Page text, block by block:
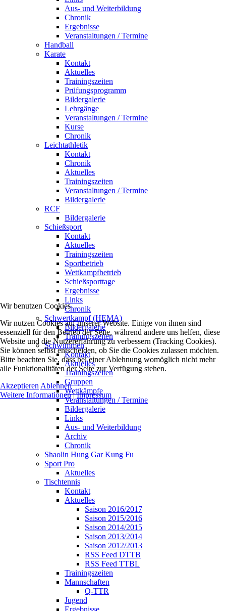
Aus- und Weiterbildung
Chronik
Ergebnisse
Veranstaltungen / Termine
Handball
Karate
Kontakt
Aktuelles
Trainingszeiten
Prüfungsprogramm
Bildergalerie
Lehrgänge
Veranstaltungen / Termine
Kurse
Chronik
Leichtathletik
Kontakt
Chronik
Aktuelles
Trainingszeiten
Veranstaltungen / Termine
Bildergalerie
RCF
Bildergalerie
Schießsport
Kontakt
Aktuelles
Trainingszeiten
Sportbetrieb
Wettkampfbetrieb
Schießsporttage
Ergebnisse
Links
Chronik
Schwertkampf (HEMA)
Bildergalerie
Trainingszeiten
Schwimmen
Kontakt
Aktuelles
Trainingszeiten
Gruppen
Wettkämpfe
Veranstaltungen / Termine
Bildergalerie
Links
Aus- und Weiterbildung
Archiv
Chronik
Shaolin Hung Gar Kung Fu
Sport Pro
Aktuelles
Tischtennis
Kontakt
Aktuelles
Saison 2016/2017
Saison 2015/2016
Saison 2014/2015
Saison 2013/2014
Saison 2012/2013
RSS Feed DTTB
RSS Feed TTBL
Trainingszeiten
Mannschaften
Q-TTR
Jugend
Ergebnisse
Wir benutzen Cookies
Wir nutzen Cookies auf unserer Website. Einige von ihnen sind
essenziell für den Betrieb der Seite, während andere uns helfen, diese
Website und die Nutzererfahrung zu verbessern (Tracking Cookies).
Sie können selbst entscheiden, ob Sie die Cookies zulassen möchten.
Bitte beachten Sie, dass bei einer Ablehnung womöglich nicht mehr
alle Funktionalitäten der Seite zur Verfügung stehen.
Akzeptieren Ablehnen
Weitere Informationen|Impressum